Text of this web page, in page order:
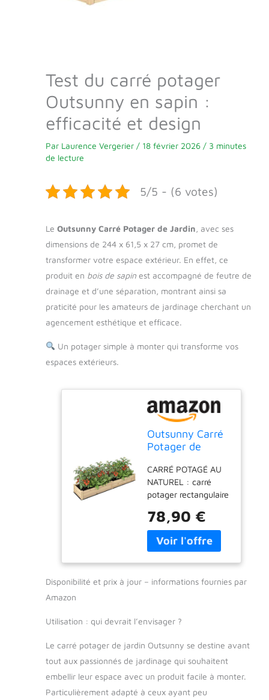
Test du carré potager
Outsunny en sapin :
efficacité et design
Par Laurence Vergerier / 18 février 2026 / 3 minutes
de lecture
5/5 - (6 votes)
Le Outsunny Carré Potager de Jardin , avec ses
dimensions de 244 x 61,5 x 27 cm, promet de
transformer votre espace extérieur. En effet, ce
produit en bois de sapin est accompagné de feutre de
drainage et d’une séparation, montrant ainsi sa
praticité pour les amateurs de jardinage cherchant un
agencement esthétique et efficace.
Un potager simple à monter qui transforme vos
espaces extérieurs.
Outsunny Carré
Potager de
61,5 x 27 cm
Feutre de
Drainage
CARRÉ POTAGÉ AU
NATUREL : carré
potager rectangulaire
bois naturel de sapin
idéal pour ajouter
une touche
BIOLOGIQUE : carré
types de plantations
aromatiques ou
fleurs) sans ajout
MATÉRIAUX DE
QUALITÉ :
78,90 €
Disponibilité et prix à jour – informations fournies par
Amazon
Utilisation : qui devrait l’envisager ?
Le carré potager de jardin Outsunny se destine avant
tout aux passionnés de jardinage qui souhaitent
embellir leur espace avec un produit facile à monter.
Particulièrement adapté à ceux ayant peu